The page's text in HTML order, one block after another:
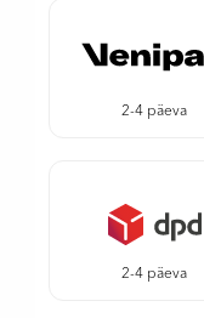
2-4 päeva
2-4 päeva